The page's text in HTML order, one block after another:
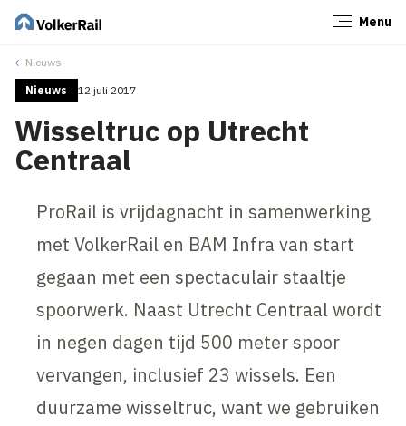
Menu
Nieuws
Nieuws 12 juli 2017
Wisseltruc op Utrecht
Centraal
ProRail is vrijdagnacht in samenwerking
met VolkerRail en BAM Infra van start
gegaan met een spectaculair staaltje
spoorwerk. Naast Utrecht Centraal wordt
in negen dagen tijd 500 meter spoor
vervangen, inclusief 23 wissels. Een
duurzame wisseltruc, want we gebruiken
Sluiten